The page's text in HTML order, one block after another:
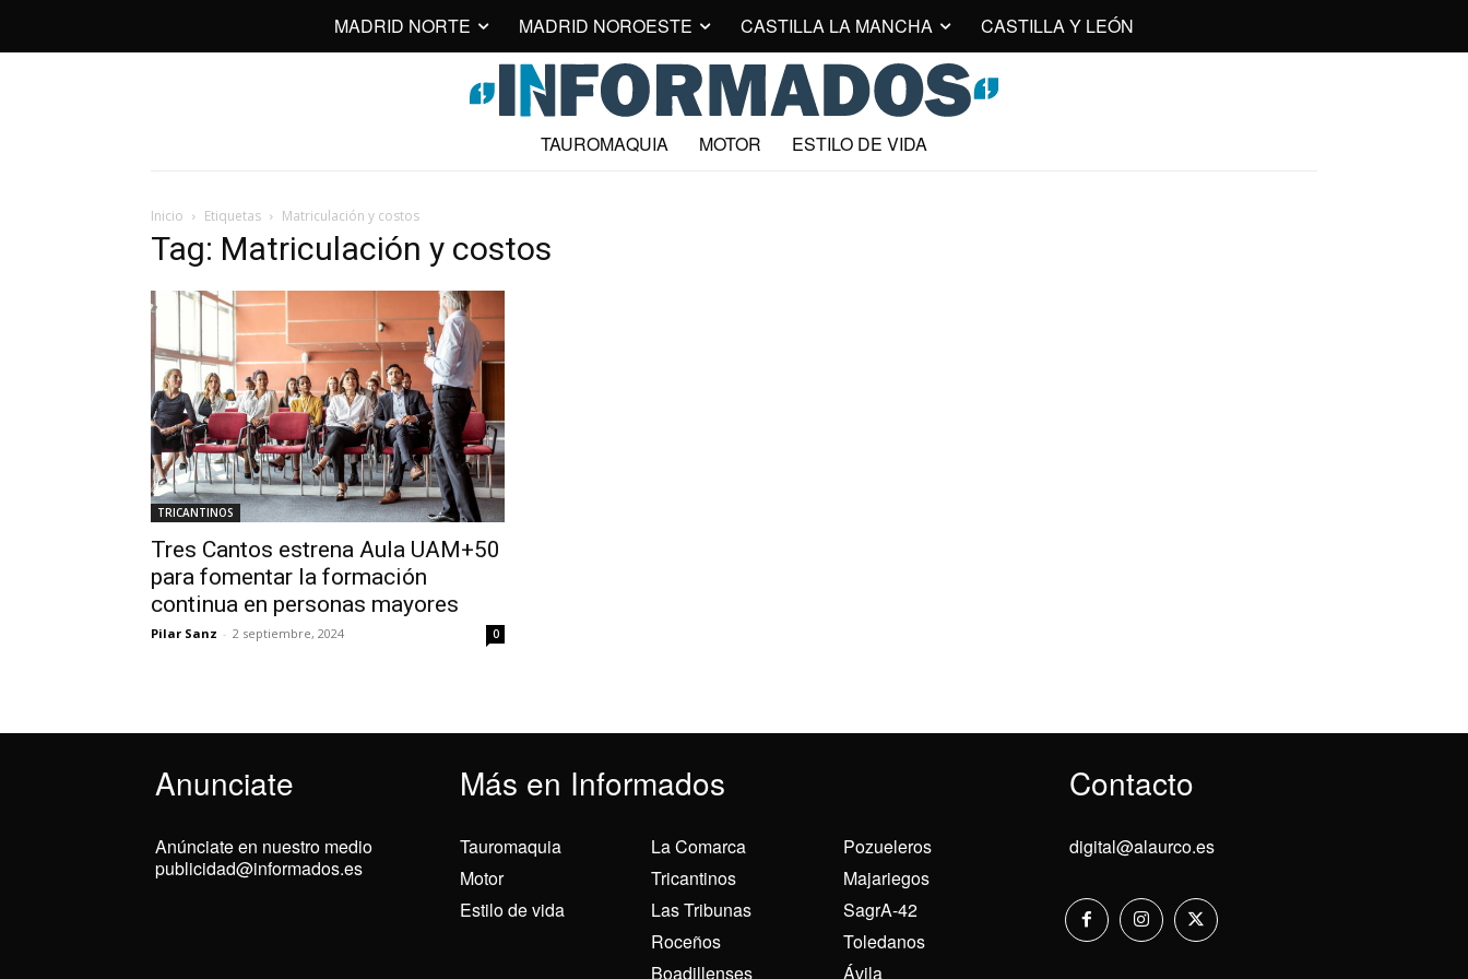
MADRID NORTE MADRID NOROESTE CASTILLA LA MANCHA CASTILLA Y LEÓN
TAUROMAQUIA MOTOR ESTILO DE VIDA
Inicio Etiquetas Matriculación y costos
Tag: Matriculación y costos
TRICANTINOS
Tres Cantos estrena Aula UAM+50
para fomentar la formación
continua en personas mayores
Pilar Sanz - 2 septiembre, 2024 0
Anunciate Más en Informados Contacto
Anúnciate en nuestro medio
publicidad@informados.es
Tauromaquia
Motor
Estilo de vida
La Comarca
Tricantinos
Las Tribunas
Roceños
Boadillenses
Pozueleros
Majariegos
SagrA-42
Toledanos
Ávila
digital@alaurco.es